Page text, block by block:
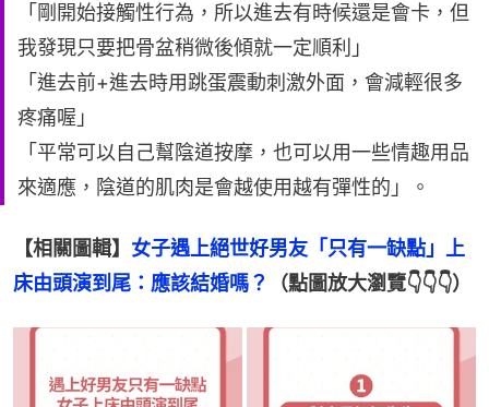
「剛開始接觸性行為，所以進去有時候還是會卡，但
我發現只要把骨盆稍微後傾就一定順利」
「進去前+進去時用跳蛋震動刺激外面，會減輕很多
疼痛喔」
「平常可以自己幫陰道按摩，也可以用一些情趣用品
來適應，陰道的肌肉是會越使用越有彈性的」。
【相關圖輯】 女子遇上絕世好男友「只有一缺點」上
床由頭演到尾：應該結婚嗎？
（點圖放大瀏覽👇👇👇）